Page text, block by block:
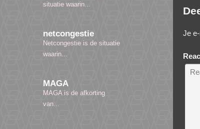
situatie waarin...
netcongestie
Netcongestie is de situatie
waarin...
MAGA
MAGA is de afkorting
van...
Je